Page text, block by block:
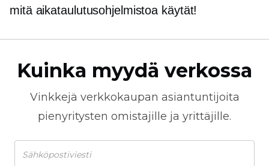
mitä aikataulutusohjelmistoa käytät!
Kuinka myydä verkossa
Vinkkejä verkkokaupan asiantuntijoita
pienyritysten omistajille ja yrittäjille.